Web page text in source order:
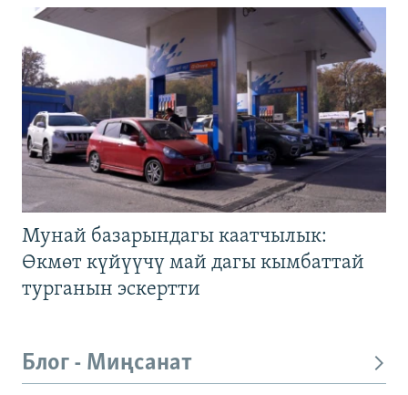
Мунай базарындагы каатчылык:
Өкмөт күйүүчү май дагы кымбаттай
турганын эскертти
Блог - Миңсанат